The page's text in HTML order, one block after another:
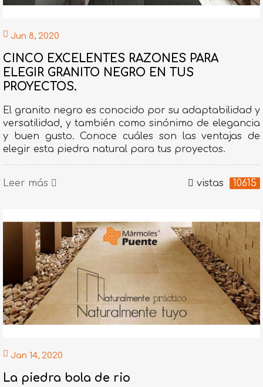
Jun 8, 2020
CINCO EXCELENTES RAZONES PARA
ELEGIR GRANITO NEGRO EN TUS
PROYECTOS.
El granito negro es conocido por su adaptabilidad y
versatilidad, y también como sinónimo de elegancia
y buen gusto. Conoce cuáles son las ventajas de
elegir esta piedra natural para tus proyectos.
Leer más vistas 10615
Jan 14, 2020
La piedra bola de rio